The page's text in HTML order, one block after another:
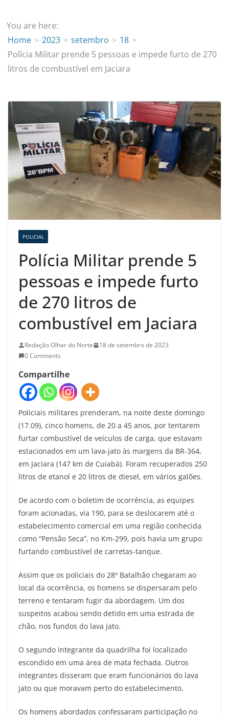
You are here:
Home
2023 setembro
18
Polícia Militar prende 5 pessoas e impede furto de 270
litros de combustível em Jaciara
POLICIAL
Polícia Militar prende 5
pessoas e impede furto
de 270 litros de
combustível em Jaciara
Redação Olhar do Norte
18 de setembro de 2023
0 Comments
Compartilhe
Policiais militares prenderam, na noite deste domingo
(17.09), cinco homens, de 20 a 45 anos, por tentarem
furtar combustível de veículos de carga, que estavam
estacionados em um lava-jato às margens da BR-364,
em Jaciara (147 km de Cuiabá). Foram recuperados 250
litros de etanol e 20 litros de diesel, em vários galões.
De acordo com o boletim de ocorrência, as equipes
foram acionadas, via 190, para se deslocarem até o
estabelecimento comercial em uma região conhecida
como “Pensão Seca”, no Km-299, pois havia um grupo
furtando combustível de carretas-tanque.
Assim que os policiais do 28º Batalhão chegaram ao
local da ocorrência, os homens se dispersaram pelo
terreno e tentaram fugir da abordagem. Um dos
suspeitos acabou sendo detido em uma estrada de
chão, nos fundos do lava jato.
O segundo integrante da quadrilha foi localizado
escondido em uma área de mata fechada. Outros
integrantes disseram que eram funcionários do lava
jato ou que moravam perto do estabelecimento.
Os homens abordados confessaram participação no